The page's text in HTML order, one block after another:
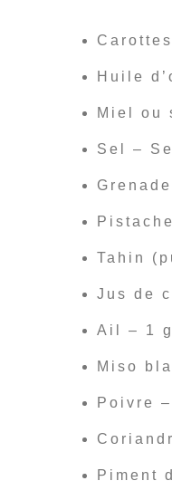
Huile
Miel ou
Sel –
Tahin
Jus de
Ail – 1
Miso
Poivre
Piment